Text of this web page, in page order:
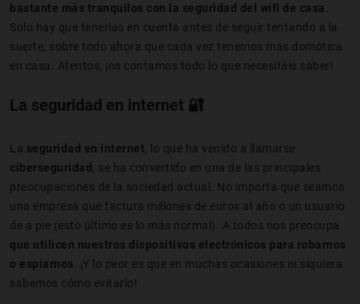
bastante más tranquilos con la seguridad del wifi de casa
Solo hay que tenerlas en cuenta antes de seguir tentando a la
suerte, sobre todo ahora que cada vez tenemos más domótica
en casa. Atentos, ¡os contamos todo lo que necesitáis saber!
La seguridad en internet 🔐
La seguridad en internet , lo que ha venido a llamarse
ciberseguridad , se ha convertido en una de las principales
preocupaciones de la sociedad actual. No importa que seamos
una empresa que factura millones de euros al año o un usuario
de a pie (esto último es lo más normal). A todos nos preocupa
que utilicen nuestros dispositivos electrónicos para robarnos
o espiarnos . ¡Y lo peor es que en muchas ocasiones ni siquiera
sabemos cómo evitarlo!